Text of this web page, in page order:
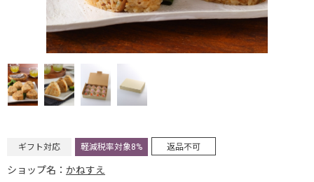
ギフト対応 軽減税率対象8% 返品不可
ショップ名： かねすえ